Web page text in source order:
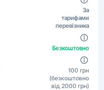
За
тарифами
перевізника
Безкоштовно
100 грн
(безкоштовно
від 2000 грн)